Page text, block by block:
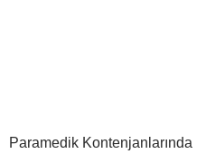
Paramedik Kontenjanlarında